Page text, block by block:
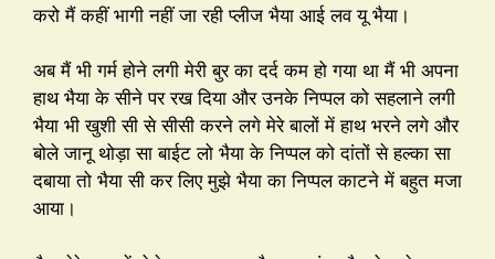
करो मैं कहीं भागी नहीं जा रही प्लीज भैया आई लव यू भैया।
अब मैं भी गर्म होने लगी मेरी बुर का दर्द कम हो गया था मैं भी अपना
हाथ भैया के सीने पर रख दिया और उनके निप्पल को सहलाने लगी
भैया भी खुशी सी से सीसी करने लगे मेरे बालों में हाथ भरने लगे और
बोले जानू थोड़ा सा बाईट लो भैया के निप्पल को दांतों से हल्का सा
दबाया तो भैया सी कर लिए मुझे भैया का निप्पल काटने में बहुत मजा
आया।